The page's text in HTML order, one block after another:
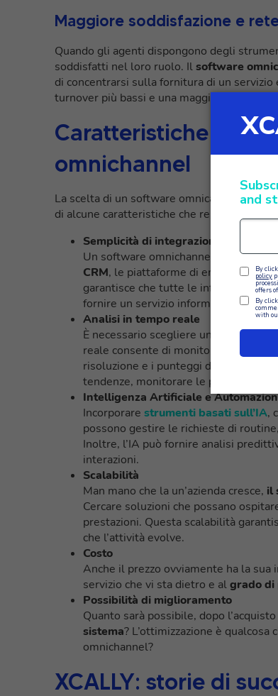
Maggiore soddisfazione e
Quando gli agenti dispongono degli
soddisfatti nel loro ruolo. Ilsoftware
di concentrarsi sulla fornitura di un
turnover più bassi e una maggiore
Caratteristiche
omnichannel
La scelta di un software omnicanale per il
di alcune caratteristiche che renderanno più
Semplicità di integrazione
Un software omnichannel
dovrebbe
CRM, le piattaforme di email
garantisce che tutte le informazioni
fornire un servizio informato.
Analisi in tempo reale
È necessario scegliere un software
reale consente di monitorare gli
risoluzione e i punteggi di
tendenze, monitorare le prestazioni
Intelligenza Artificiale e
Incorporare strumenti basati sull’IA,
possono gestire le richieste di
Inoltre, l’IA può fornire analisi
interazioni.
Scalabilità
Man mano che la un’azienda cresce, il
Cercare soluzioni che possano
prestazioni. Questa scalabilità
che l’attività evolve.
Costo
Anche il prezzo ovviamente ha la sua
servizio che vi sta dietro e algrado di
Possibilità di miglioramento
Quanto sarà possibile, dopo
sistema? L’ottimizzazione è
omnichannel?
XCALLY: storie di